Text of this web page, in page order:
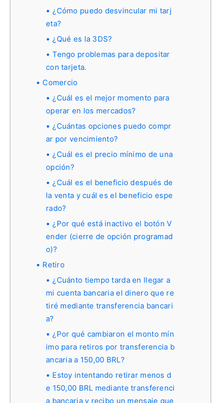
¿Cómo puedo desvincular mi tarj
eta?
¿Qué es la 3DS?
Tengo problemas para depositar
con tarjeta.
Comercio
¿Cuál es el mejor momento para
operar en los mercados?
¿Cuántas opciones puedo compr
ar por vencimiento?
¿Cuál es el precio mínimo de una
opción?
¿Cuál es el beneficio después de
la venta y cuál es el beneficio espe
rado?
¿Por qué está inactivo el botón V
ender (cierre de opción programad
o)?
Retiro
¿Cuánto tiempo tarda en llegar a
mi cuenta bancaria el dinero que re
tiré mediante transferencia bancari
a?
¿Por qué cambiaron el monto mín
imo para retiros por transferencia b
ancaria a 150,00 BRL?
Estoy intentando retirar menos d
e 150,00 BRL mediante transferenci
a bancaria y recibo un mensaje que